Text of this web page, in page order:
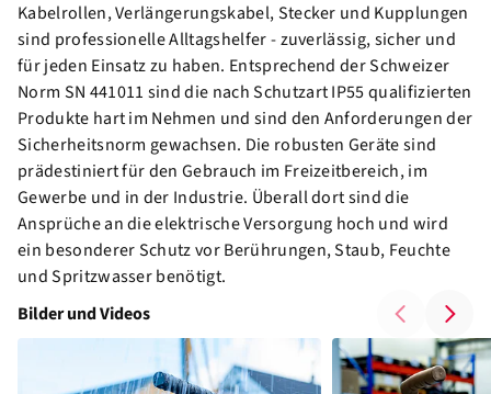
Kabelrollen, Verlängerungskabel, Stecker und Kupplungen
sind professionelle Alltagshelfer - zuverlässig, sicher und
für jeden Einsatz zu haben. Entsprechend der Schweizer
Norm SN 441011 sind die nach Schutzart IP55 qualifizierten
Produkte hart im Nehmen und sind den Anforderungen der
Sicherheitsnorm gewachsen. Die robusten Geräte sind
prädestiniert für den Gebrauch im Freizeitbereich, im
Gewerbe und in der Industrie. Überall dort sind die
Ansprüche an die elektrische Versorgung hoch und wird
ein besonderer Schutz vor Berührungen, Staub, Feuchte
und Spritzwasser benötigt.
Bilder und Videos